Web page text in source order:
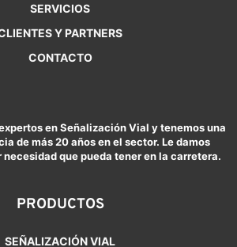
SERVICIOS
Y PARTNERS
CONTACTO
en Señalización Vial y tenemos una
de más 20 años en el sector. Le damos
que pueda tener en la carretera.
PRODUCTOS
SEÑALIZACIÓN VIAL